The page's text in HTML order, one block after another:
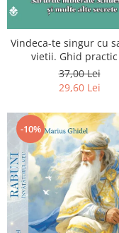
Vindeca-te singur cu
vietii. Ghid practic
informativ. Sarurile
Schuessler si multe
secrete
37,00 Lei
29,60 Lei
-10%